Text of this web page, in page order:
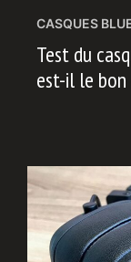
CASQUES
Test du
est-il le bon